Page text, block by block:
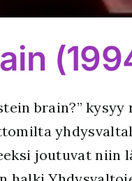
brain?”
joutuvat